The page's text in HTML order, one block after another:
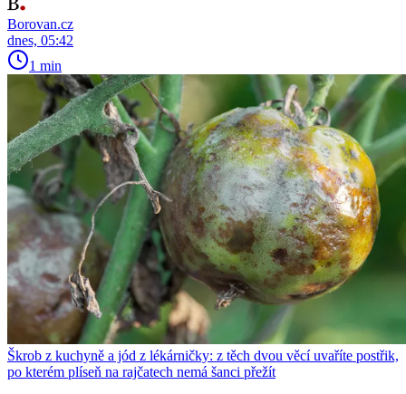
Borovan.cz
dnes, 05:42
1 min
Škrob z kuchyně a jód z lékárničky: z těch dvou věcí uvaříte postřik,
po kterém plíseň na rajčatech nemá šanci přežít